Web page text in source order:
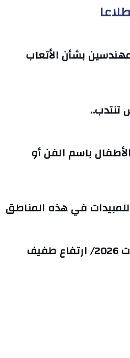
بشأن الأتعاب
تنتدب..
باسم الفن أو
في هذه المناطق
طقس السبت 8 أوت 2026/ ارتفاع طفيف